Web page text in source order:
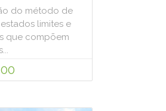
do método de
limites e
que compõem